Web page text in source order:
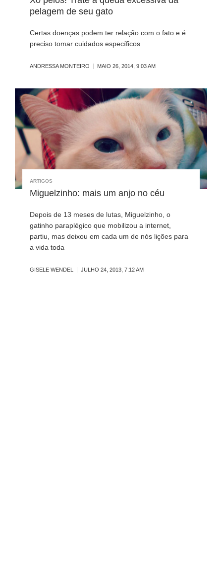
pelagem de seu gato
Certas doenças podem ter relação com o fato e é
preciso tomar cuidados específicos
ANDRESSA MONTEIRO MAIO 26, 2014, 9:03 AM
ARTIGOS
Miguelzinho: mais um anjo no céu
Depois de 13 meses de lutas, Miguelzinho, o
gatinho paraplégico que mobilizou a internet,
partiu, mas deixou em cada um de nós lições para
a vida toda
GISELE WENDEL JULHO 24, 2013, 7:12 AM